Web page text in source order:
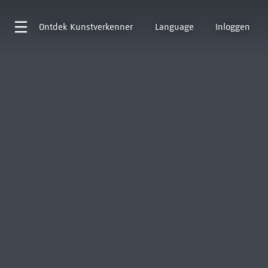
Ontdek Kunstverkenner Language Inloggen